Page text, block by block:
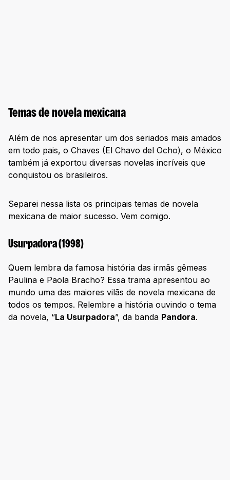
Temas de novela mexicana
Além de nos apresentar um dos seriados mais amados
em todo pais, o Chaves (El Chavo del Ocho), o México
também já exportou diversas novelas incríveis que
conquistou os brasileiros.
Separei nessa lista os principais temas de novela
mexicana de maior sucesso. Vem comigo.
Usurpadora (1998)
Quem lembra da famosa história das irmãs gêmeas
Paulina e Paola Bracho? Essa trama apresentou ao
mundo uma das maiores vilãs de novela mexicana de
todos os tempos. Relembre a história ouvindo o tema
da novela, “La Usurpadora”, da banda Pandora.